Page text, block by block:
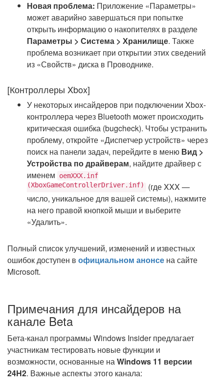
Новая проблема: Приложение «Параметры»
может аварийно завершаться при попытке
открыть информацию о накопителях в разделе
Параметры > Система > Хранилище. Также
проблема возникает при открытии этих сведений
из «Свойств» диска в Проводнике.
[Контроллеры Xbox]
У некоторых инсайдеров при подключении Xbox-
контроллера через Bluetooth может происходить
критическая ошибка (bugcheck). Чтобы устранить
проблему, откройте «Диспетчер устройств» через
поиск на панели задач, перейдите в меню Вид >
Устройства по драйверам, найдите драйвер с
именем
oemXXX.inf
(XboxGameControllerDriver.inf) (где XXX —
число, уникальное для вашей системы), нажмите
на него правой кнопкой мыши и выберите
«Удалить».
Полный список улучшений, изменений и известных
ошибок доступен в официальном анонсе на сайте
Microsoft.
Примечания для инсайдеров на
канале Beta
Бета-канал программы Windows Insider предлагает
участникам тестировать новые функции и
возможности, основанные наWindows 11 версии
24H2. Важные аспекты этого канала: